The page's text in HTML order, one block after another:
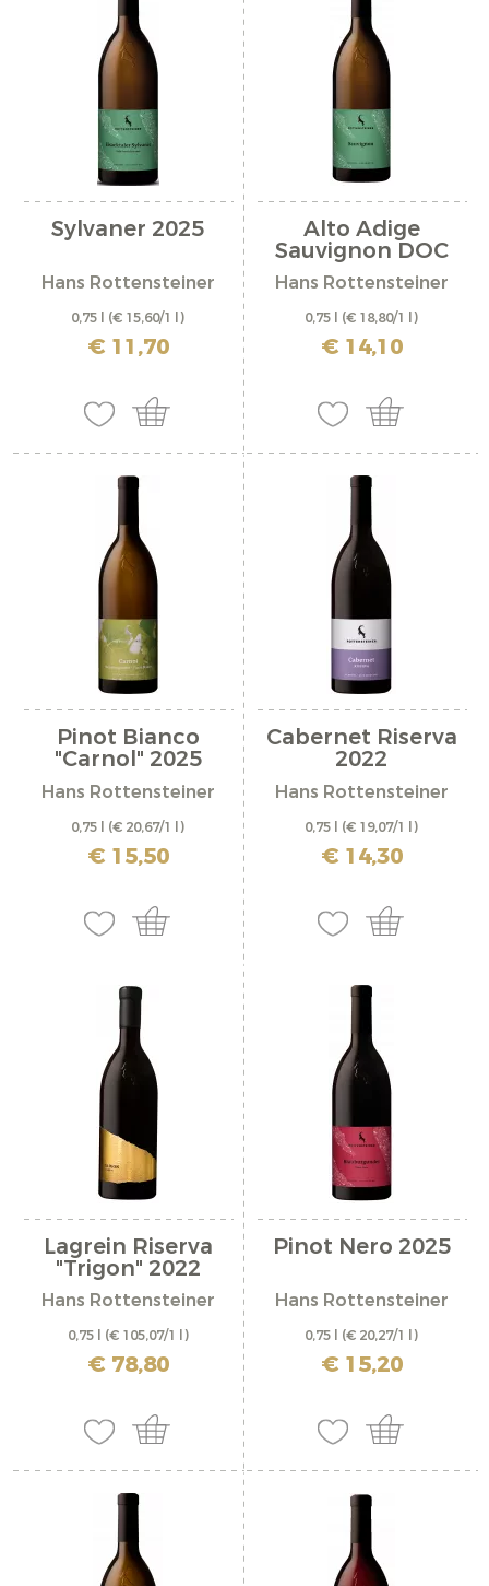
Sylvaner 2025
Hans Rottensteiner
0,75 l (€ 15,60/1 l)
incl. IVA più costi di spedizione
€ 11,70
Alto Adige
Sauvignon DOC
2025
Hans Rottensteiner
0,75 l (€ 18,80/1 l)
incl. IVA più costi di spedizione
€ 14,10
Pinot Bianco
"Carnol" 2025
Hans Rottensteiner
0,75 l (€ 20,67/1 l)
incl. IVA più costi di spedizione
€ 15,50
Cabernet Riserva
2022
Hans Rottensteiner
0,75 l (€ 19,07/1 l)
incl. IVA più costi di spedizione
€ 14,30
Lagrein Riserva
"Trigon" 2022
Hans Rottensteiner
0,75 l (€ 105,07/1 l)
incl. IVA più costi di spedizione
€ 78,80
Pinot Nero 2025
Hans Rottensteiner
0,75 l (€ 20,27/1 l)
incl. IVA più costi di spedizione
€ 15,20